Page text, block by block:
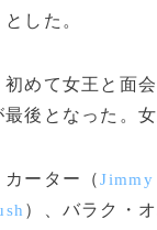
した。
めて女王と面
後となった。
ーター（Jimmy
）、バラク・